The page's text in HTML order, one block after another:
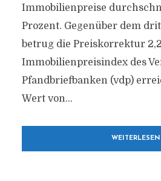
Immobilienpreise
Prozent. Gegenüber dem
betrug die Preiskorrektur
Immobilienpreisindex des
Pfandbriefbanken (vdp)
Wert von...
WEITERLESEN